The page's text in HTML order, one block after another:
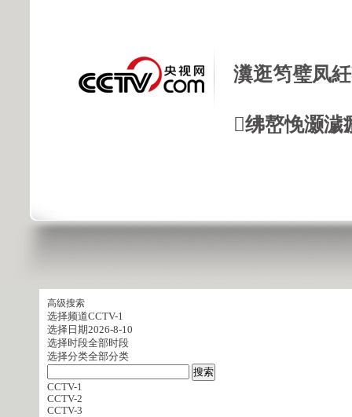
瀵逛笉璧凤
绋嶅悗灏
高级搜索
选择频道CCTV-1
选择日期2026-8-10
选择时段全部时段
选择分类全部分类
CCTV-1
CCTV-2
CCTV-3